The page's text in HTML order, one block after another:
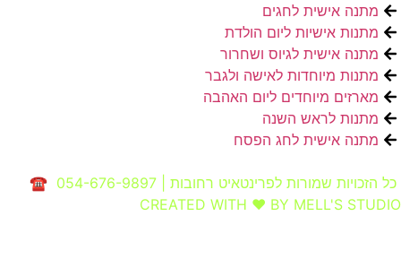
מתנה אישית לחגים
מתנות אישיות ליום הולדת
מתנה אישית לגיוס ושחרור
מתנות מיוחדות לאישה ולגבר
מארזים מיוחדים ליום האהבה
מתנות לראש השנה
מתנה אישית לחג הפסח
כל הזכויות שמורות לפרינטאיט רחובות | 054-676-9897 ☎
CREATED WITH ❤ BY MELL'S STUDIO​